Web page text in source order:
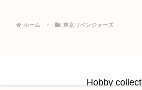
ホーム 東京リベンジャーズ
Hobby collect